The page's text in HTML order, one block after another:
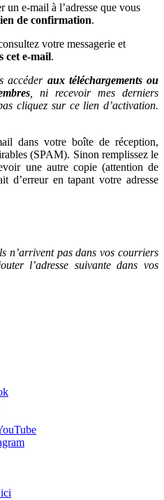
un e-mail à l’adresse que vous
de confirmation.
votre messagerie et
cet e-mail.
accéder aux téléchargements ou
, ni recevoir mes derniers
cliquez sur ce lien d’activation.
dans votre boîte de réception,
(SPAM). Sinon remplissez le
une autre copie (attention de
d’erreur en tapant votre adresse
n’arrivent pas dans vos courriers
l’adresse suivante dans vos